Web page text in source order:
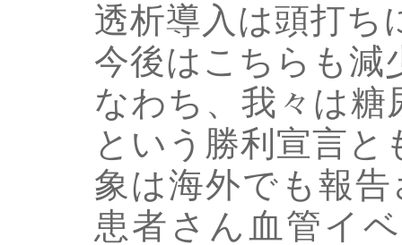
透析導入は頭打ち
今後はこちらも減
なわち、我々は糖
という勝利宣言
象は海外でも報
患者さん血管イ